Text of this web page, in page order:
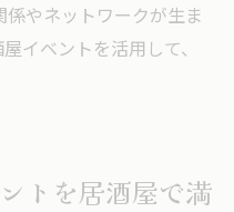
やネットワークが生ま
イベントを活用して、
トを居酒屋で満